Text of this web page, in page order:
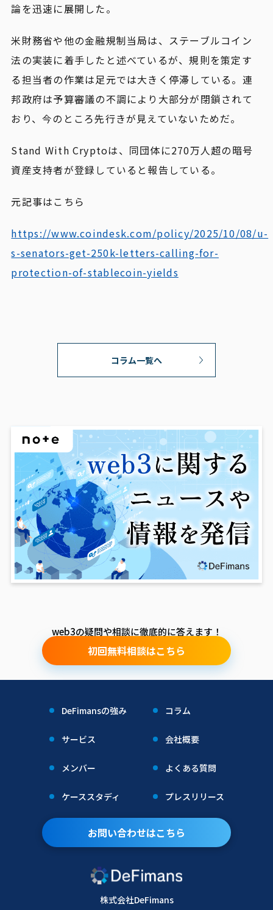
論を迅速に展開した。
米財務省や他の金融規制当局は、ステーブルコイン
法の実装に着手したと述べているが、規則を策定す
る担当者の作業は足元では大きく停滞している。連
邦政府は予算審議の不調により大部分が閉鎖されて
おり、今のところ先行きが見えていないためだ。
Stand With Cryptoは、同団体に270万人超の暗号
資産支持者が登録していると報告している。
元記事はこちら
https://www.coindesk.com/policy/2025/10/08/u-
s-senators-get-250k-letters-calling-for-
protection-of-stablecoin-yields
コラム一覧へ
web3の疑問や相談に徹底的に答えます！
初回無料相談はこちら
株式会社DeFimans
DeFimansの強み コラム
サービス 会社概要
メンバー よくある質問
ケーススタディ プレスリリース
お問い合わせはこちら